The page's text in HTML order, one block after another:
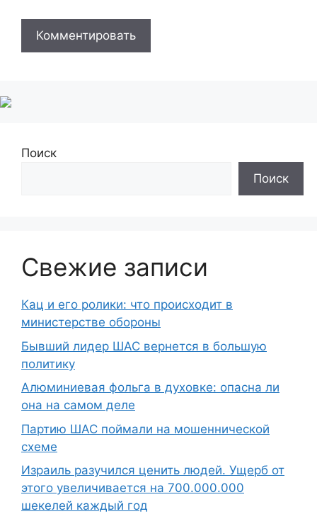
Поиск
Поиск
Свежие записи
Кац и его ролики: что происходит в
министерстве обороны
Бывший лидер ШАС вернется в большую
политику
Алюминиевая фольга в духовке: опасна ли
она на самом деле
Партию ШАС поймали на мошеннической
схеме
Израиль разучился ценить людей. Ущерб от
этого увеличивается на 700.000.000
шекелей каждый год